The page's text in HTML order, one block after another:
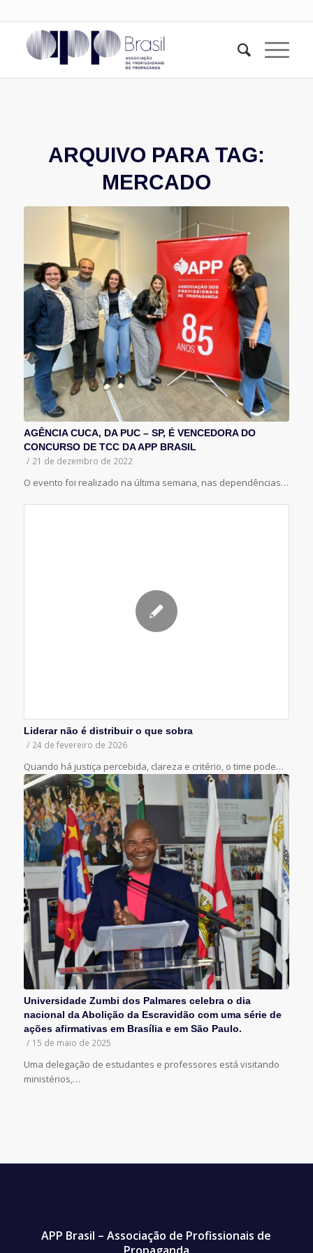
ARQUIVO PARA TAG:
MERCADO
AGÊNCIA CUCA, DA PUC – SP, É VENCEDORA DO
CONCURSO DE TCC DA APP BRASIL
/ 21 de dezembro de 2022
O evento foi realizado na última semana, nas dependências…
Liderar não é distribuir o que sobra
/ 24 de fevereiro de 2026
Quando há justiça percebida, clareza e critério, o time pode…
Universidade Zumbi dos Palmares celebra o dia
nacional da Abolição da Escravidão com uma série de
ações afirmativas em Brasília e em São Paulo.
/ 15 de maio de 2025
Uma delegação de estudantes e professores está visitando
ministérios,…
APP Brasil – Associação de Profissionais de